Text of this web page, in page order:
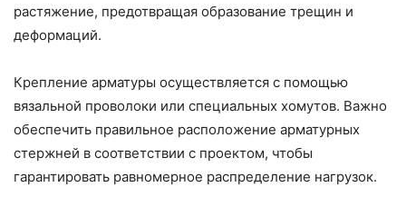
растяжение, предотвращая образование трещин и
деформаций.
Крепление арматуры осуществляется с помощью
вязальной проволоки или специальных хомутов. Важно
обеспечить правильное расположение арматурных
стержней в соответствии с проектом, чтобы
гарантировать равномерное распределение нагрузок.